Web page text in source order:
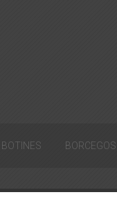
BOTINES BORCEGOS